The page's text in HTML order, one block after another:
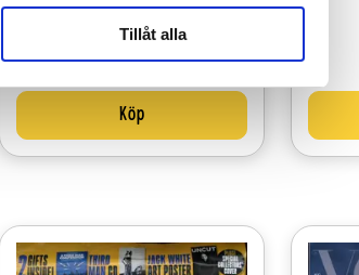
Tillåt alla
Hemmets Veckotidning
Pris lösnr:Price:
44,90 kr
Köp